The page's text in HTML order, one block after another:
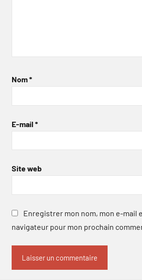
Nom*
E-mail *
Site web
Enregistrer mon nom, mon e-mail
navigateur pour mon prochain